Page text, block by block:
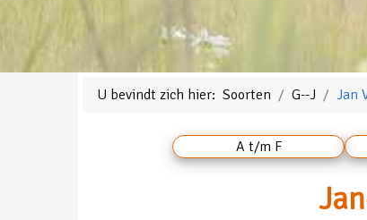
U bevindt zich hier: Soorten G--J Jan
A t/m F